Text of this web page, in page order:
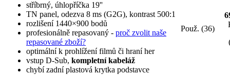
stříbrný, úhlopříčka 19''
TN panel, odezva 8 ms (G2G), kontrast 500:1
rozlišení 1440×900 bodů
profesionálně repasovaný - proč zvolit naše
repasované zboží?
optimální k prohlížení filmů či hraní her
vstup D-Sub, kompletní kabeláž
chybí zadní plastová krytka podstavce
Použ. (36)